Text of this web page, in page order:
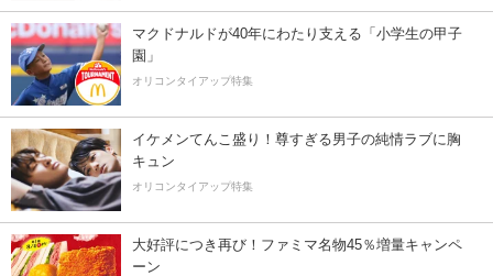
マクドナルドが40年にわたり支える「小学生の甲子
園」
オリコンタイアップ特集
イケメンてんこ盛り！尊すぎる男子の純情ラブに胸
キュン
オリコンタイアップ特集
大好評につき再び！ファミマ名物45％増量キャンペ
ーン